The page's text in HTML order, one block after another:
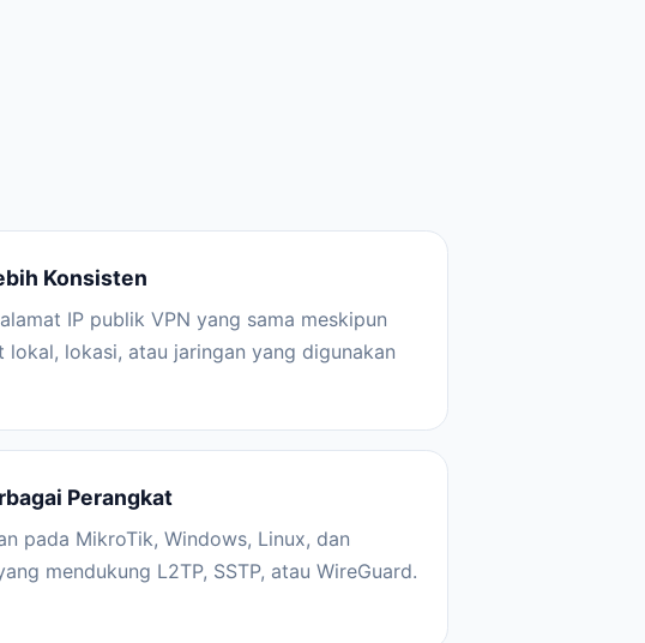
Konsisten
IP publik VPN yang sama meskipun
lokal, lokasi, atau jaringan yang digunakan
Perangkat
pada MikroTik, Windows, Linux, dan
mendukung L2TP, SSTP, atau WireGuard.